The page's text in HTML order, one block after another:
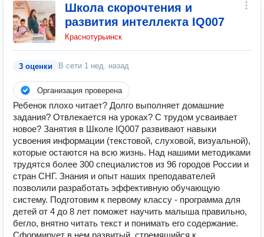
Школа скорочтения и
развития интеллекта IQ007
Краснотурьинск
3 оценки В сети 1 нед. назад
Организация проверена
Ребенок плохо читает? Долго выполняет домашние
задания? Отвлекается на уроках? С трудом усваивает
новое? Занятия в Школе IQ007 развивают навыки
усвоения информации (текстовой, слуховой, визуальной),
которые остаются на всю жизнь. Над нашими методиками
трудятся более 300 специалистов из 96 городов России и
стран СНГ. Знания и опыт наших преподавателей
позволили разработать эффективную обучающую
систему. Подготовим к первому классу - программа для
детей от 4 до 8 лет поможет научить малыша правильно,
бегло, внятно читать текст и понимать его содержание.
Сформирует в нем развитый, стремящийся к